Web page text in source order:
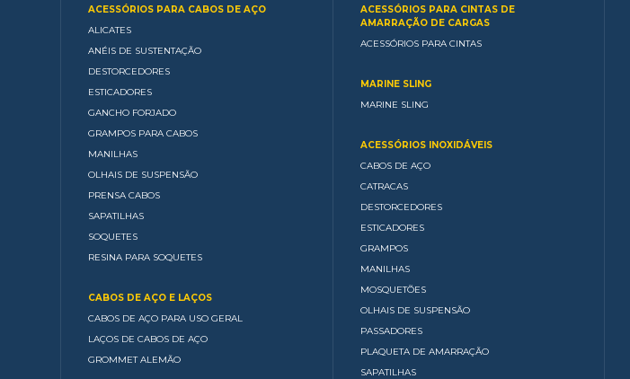
ACESSÓRIOS PARA CABOS DE AÇO
ALICATES
ANÉIS DE SUSTENTAÇÃO
DESTORCEDORES
ESTICADORES
GANCHO FORJADO
GRAMPOS PARA CABOS
MANILHAS
OLHAIS DE SUSPENSÃO
PRENSA CABOS
SAPATILHAS
SOQUETES
RESINA PARA SOQUETES
CABOS DE AÇO E LAÇOS
CABOS DE AÇO PARA USO GERAL
LAÇOS DE CABOS DE AÇO
GROMMET ALEMÃO
ACESSÓRIOS PARA CINTAS DE
AMARRAÇÃO DE CARGAS
ACESSÓRIOS PARA CINTAS
MARINE SLING
MARINE SLING
ACESSÓRIOS INOXIDÁVEIS
CABOS DE AÇO
CATRACAS
DESTORCEDORES
ESTICADORES
GRAMPOS
MANILHAS
MOSQUETÕES
OLHAIS DE SUSPENSÃO
PASSADORES
PLAQUETA DE AMARRAÇÃO
SAPATILHAS